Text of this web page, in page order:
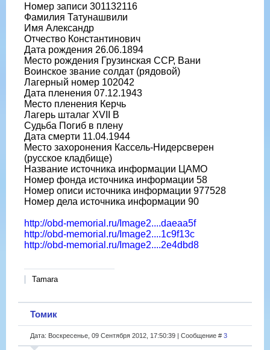
Номер записи 301132116
Фамилия Татунашвили
Имя Александр
Отчество Константинович
Дата рождения 26.06.1894
Место рождения Грузинская ССР, Вани
Воинское звание солдат (рядовой)
Лагерный номер 102042
Дата пленения 07.12.1943
Место пленения Керчь
Лагерь шталаг XVII B
Судьба Погиб в плену
Дата смерти 11.04.1944
Место захоронения Кассель-Нидерсверен
(русское кладбище)
Название источника информации ЦАМО
Номер фонда источника информации 58
Номер описи источника информации 977528
Номер дела источника информации 90
http://obd-memorial.ru/Image2....daeaa5f
http://obd-memorial.ru/Image2....1c9f13c
http://obd-memorial.ru/Image2....2e4dbd8
Tamara
Томик
Дата: Воскресенье, 09 Сентября 2012, 17:50:39 | Сообщение # 3